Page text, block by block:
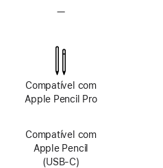
—Sem
câmera
Compatível com
Apple Pencil Pro
Compatível com
Apple Pencil
(USB-C)